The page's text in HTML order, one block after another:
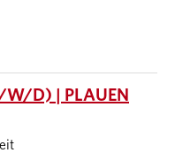
W/D) | PLAUEN